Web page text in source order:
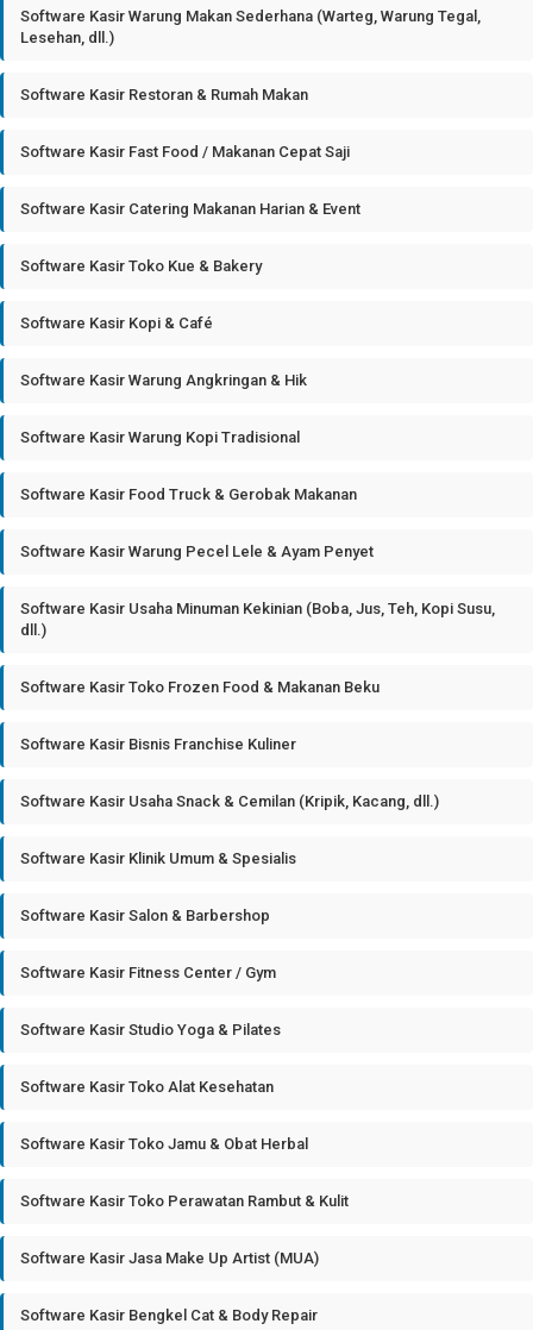
Software Kasir Warung Makan Sederhana (Warteg, Warung Tegal,
Lesehan, dll.)
Software Kasir Restoran & Rumah Makan
Software Kasir Fast Food / Makanan Cepat Saji
Software Kasir Catering Makanan Harian & Event
Software Kasir Toko Kue & Bakery
Software Kasir Kopi & Café
Software Kasir Warung Angkringan & Hik
Software Kasir Warung Kopi Tradisional
Software Kasir Food Truck & Gerobak Makanan
Software Kasir Warung Pecel Lele & Ayam Penyet
Software Kasir Usaha Minuman Kekinian (Boba, Jus, Teh, Kopi Susu,
dll.)
Software Kasir Toko Frozen Food & Makanan Beku
Software Kasir Bisnis Franchise Kuliner
Software Kasir Usaha Snack & Cemilan (Kripik, Kacang, dll.)
Software Kasir Klinik Umum & Spesialis
Software Kasir Salon & Barbershop
Software Kasir Fitness Center / Gym
Software Kasir Studio Yoga & Pilates
Software Kasir Toko Alat Kesehatan
Software Kasir Toko Jamu & Obat Herbal
Software Kasir Toko Perawatan Rambut & Kulit
Software Kasir Jasa Make Up Artist (MUA)
Software Kasir Bengkel Cat & Body Repair